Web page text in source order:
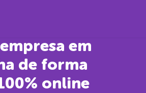
em
de forma
online